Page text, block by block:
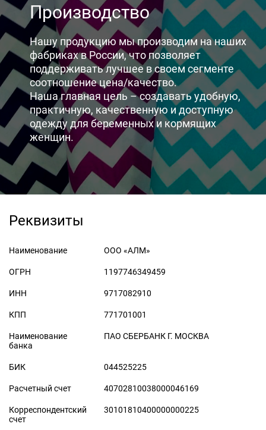
Производство
Нашу продукцию мы производим на наших
фабриках в России, что позволяет
поддерживать лучшее в своем сегменте
соотношение цена/качество.
Наша главная цель – создавать удобную,
практичную, качественную и доступную
одежду для беременных и кормящих
женщин.
Реквизиты
Наименование ООО «АЛМ»
ОГРН 1197746349459
ИНН 9717082910
КПП 771701001
Наименование
банка
ПАО СБЕРБАНК Г. МОСКВА
БИК 044525225
Расчетный счет 40702810038000046169
Корреспондентский
счет
30101810400000000225